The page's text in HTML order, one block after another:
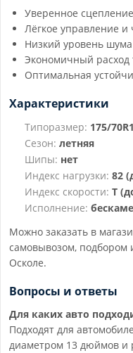
Уверенное
Лёгкое управление и
Низкий уровень
Экономичный расход
Оптимальная
Характеристики
Типоразмер: 175/
Сезон: летняя
Шипы: нет
Индекс нагрузки: 82
Индекс скорости: T
Исполнение:
Можно заказать в
самовывозом, подбором
Осколе.
Вопросы и ответы
Для каких авто
Подходят для
диаметром 13 дюймов и